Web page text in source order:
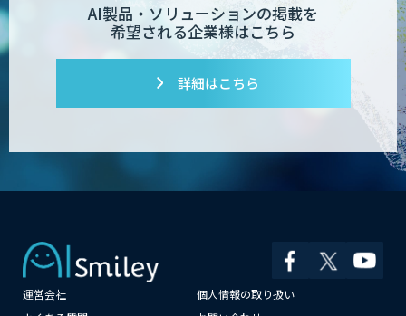
AI製品・ソリューションの掲載を
希望される企業様はこちら
詳細はこちら
運営会社
個人情報の取り扱い